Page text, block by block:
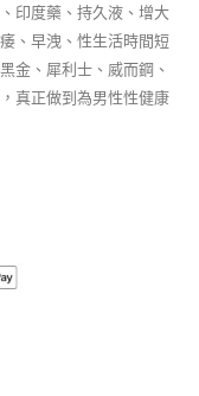
印度藥、持久液、增大
、早洩、性生活時間短
金、犀利士、威而鋼、
真正做到為男性性健康